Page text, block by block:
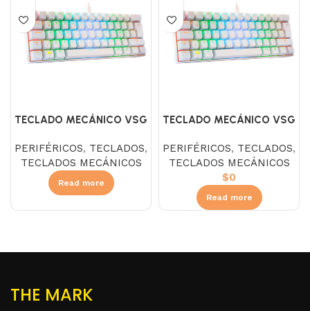
TECLADO MECÁNICO VSG
PERIFÉRICOS, TECLADOS,
TECLADOS MECÁNICOS
Read more
TECLADO MECÁNICO VSG
PERIFÉRICOS, TECLADOS,
TECLADOS MECÁNICOS
$0
Read more
THE MARK